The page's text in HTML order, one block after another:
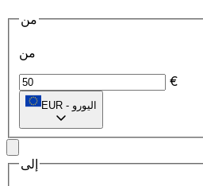
من
من
€
EUR - اليورو
إلى